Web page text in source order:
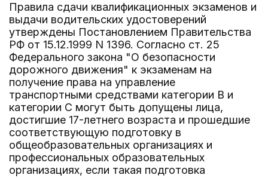
Правила сдачи квалификационных экзаменов и
выдачи водительских удостоверений
утверждены Постановлением Правительства
РФ от 15.12.1999 N 1396. Согласно ст. 25
Федерального закона "О безопасности
дорожного движения" к экзаменам на
получение права на управление
транспортными средствами категории B и
категории C могут быть допущены лица,
достигшие 17-летнего возраста и прошедшие
соответствующую подготовку в
общеобразовательных организациях и
профессиональных образовательных
организациях, если такая подготовка